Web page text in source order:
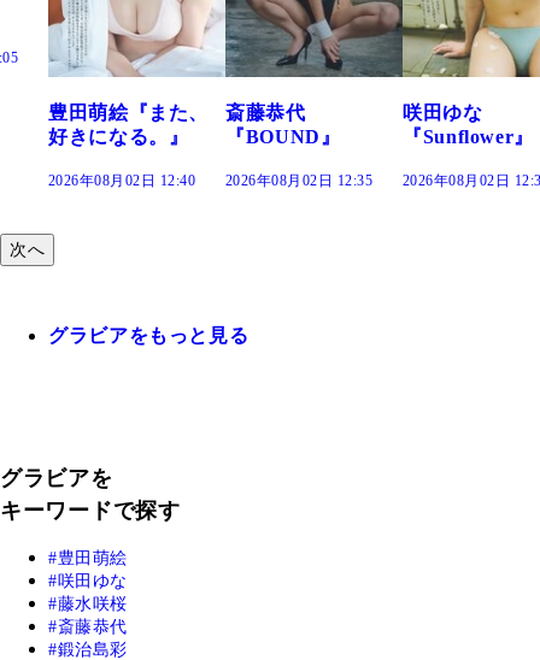
斎藤恭代
『BOUND』
2026年08月02日 12:35
咲田ゆな
『Sunflower』
2026年08月02日 12:30
藤水咲桜『花
だまり』
2026年08月02日
次へ
グラビアをもっと見る
グラビアを
キーワードで探す
豊田萌絵
咲田ゆな
藤水咲桜
斎藤恭代
鍛治島彩